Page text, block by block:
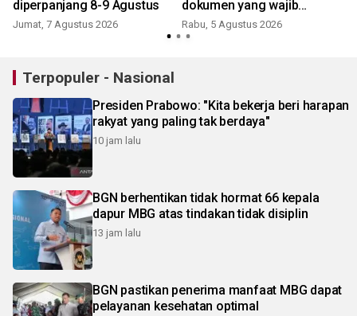
diperpanjang 8-9 Agustus
Jumat, 7 Agustus 2026
dokumen yang wajib
disiapkan
Rabu, 5 Agustus 2026
Terpopuler - Nasional
Presiden Prabowo: "Kita bekerja beri harapan
rakyat yang paling tak berdaya"
10 jam lalu
BGN berhentikan tidak hormat 66 kepala
dapur MBG atas tindakan tidak disiplin
13 jam lalu
BGN pastikan penerima manfaat MBG dapat
pelayanan kesehatan optimal